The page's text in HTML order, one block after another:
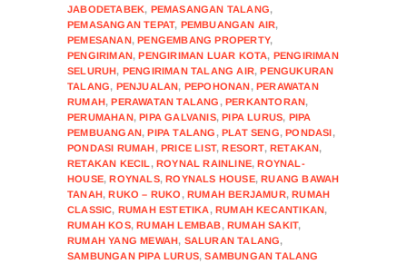
JABODETABEK, PEMASANGAN TALANG,
PEMASANGAN TEPAT, PEMBUANGAN AIR,
PEMESANAN,PENGEMBANG PROPERTY,
PENGIRIMAN,PENGIRIMAN LUAR KOTA, PENGIRIMAN
SELURUH, PENGIRIMAN TALANG AIR,PENGUKURAN
TALANG, PENJUALAN, PEPOHONAN,PERAWATAN
RUMAH,PERAWATAN TALANG ,PERKANTORAN,
PERUMAHAN,PIPA GALVANIS,PIPA LURUS, PIPA
PEMBUANGAN,PIPA TALANG ,PLAT SENG,PONDASI,
PONDASI RUMAH,PRICE LIST,RESORT,RETAKAN,
RETAKAN KECIL ,ROYNAL RAINLINE,ROYNAL-
HOUSE,ROYNALS,ROYNALS HOUSE,RUANG BAWAH
TANAH,RUKO – RUKO ,RUMAH BERJAMUR,RUMAH
CLASSIC, RUMAH ESTETIKA,RUMAH KECANTIKAN,
RUMAH KOS,RUMAH LEMBAB,RUMAH SAKIT,
RUMAH YANG MEWAH, SALURAN TALANG,
SAMBUNGAN PIPA LURUS,SAMBUNGAN TALANG